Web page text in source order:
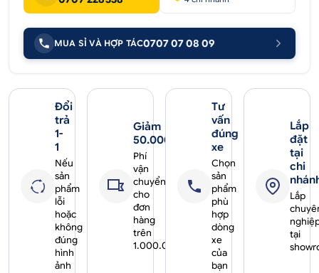
MUA SỈ VÀ HỢP TÁC0707 07 08 09
Đổi
trả
1-
1
Nếu
sản
phẩm
lỗi
hoặc
không
đúng
hình
ảnh
Giảm
50.000₫
Phí
vận
chuyển
cho
đơn
hàng
trên
1.000.000₫
Tư
vấn
đúng
xe
Chọn
sản
phẩm
phù
hợp
dòng
xe
của
bạn
Lắp
đặt
tại
chi
Lắp
tại